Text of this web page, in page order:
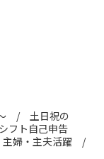
/ 土日祝の
ト自己申告
婦・主夫活躍 /